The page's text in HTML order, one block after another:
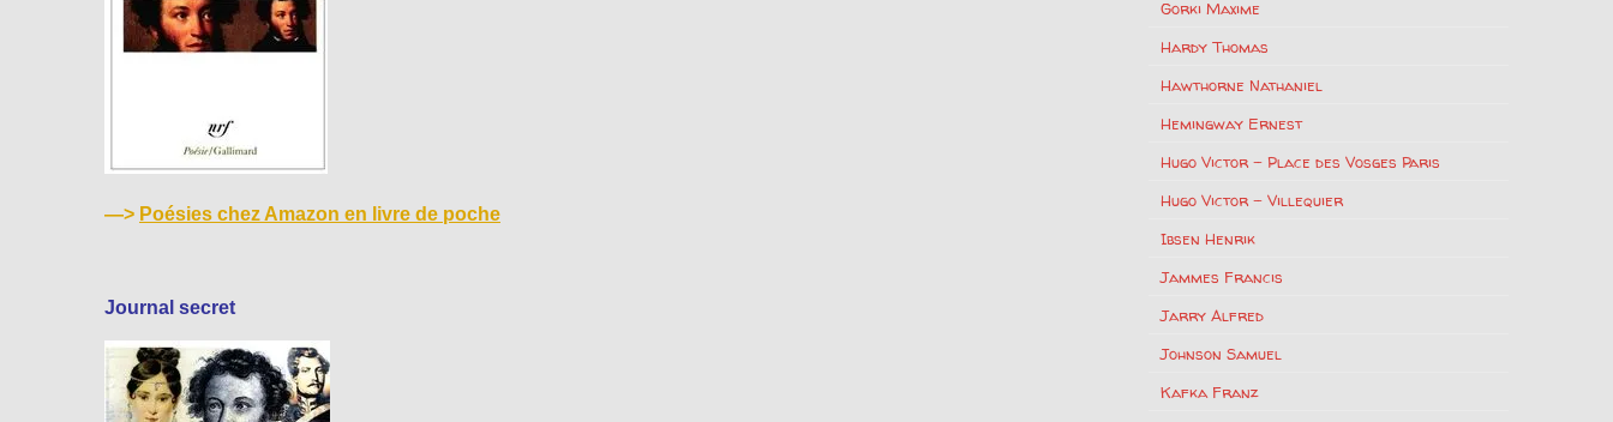
—> Poésies chez Amazon en livre de poche
Journal secret
Gorki Maxime
Hardy Thomas
Hawthorne Nathaniel
Hemingway Ernest
Hugo Victor – Place des Vosges Paris
Hugo Victor – Villequier
Ibsen Henrik
Jammes Francis
Jarry Alfred
Johnson Samuel
Kafka Franz